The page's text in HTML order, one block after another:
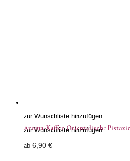
zur Wunschliste hinzufügen
zur Wunschliste hinzufügen
Aroma-Kaffee Orientalische
ab 6,90 €